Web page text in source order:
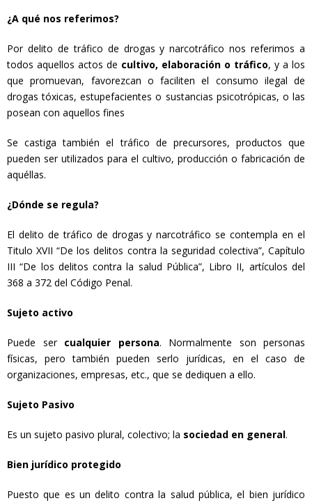
¿A qué nos referimos?
Por delito de tráfico de drogas y narcotráfico nos referimos a
todos aquellos actos de cultivo, elaboración o tráfico, y a los
que promuevan, favorezcan o faciliten el consumo ilegal de
drogas tóxicas, estupefacientes o sustancias psicotrópicas, o las
posean con aquellos fines
Se castiga también el tráfico de precursores, productos que
pueden ser utilizados para el cultivo, producción o fabricación de
aquéllas.
¿Dónde se regula?
El delito de tráfico de drogas y narcotráfico se contempla en el
Titulo XVII “De los delitos contra la seguridad colectiva”, Capítulo
III “De los delitos contra la salud Pública”, Libro II, artículos del
368 a 372 del Código Penal.
Sujeto activo
Puede ser cualquier persona. Normalmente son personas
físicas, pero también pueden serlo jurídicas, en el caso de
organizaciones, empresas, etc., que se dediquen a ello.
Sujeto Pasivo
Es un sujeto pasivo plural, colectivo; la sociedad en general.
Bien jurídico protegido
Puesto que es un delito contra la salud pública, el bien jurídico